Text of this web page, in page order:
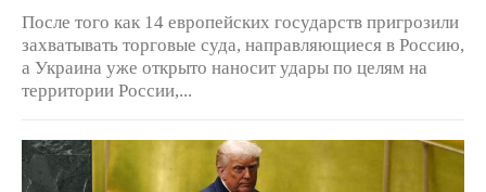
После того как 14 европейских государств пригрозили
захватывать торговые суда, направляющиеся в Россию,
а Украина уже открыто наносит удары по целям на
территории России,...